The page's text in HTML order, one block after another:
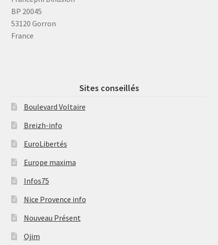
BP 20045
53120 Gorron
France
Sites conseillés
Boulevard Voltaire
Breizh-info
EuroLibertés
Europe maxima
Infos75
Nice Provence info
Nouveau Présent
Ojim